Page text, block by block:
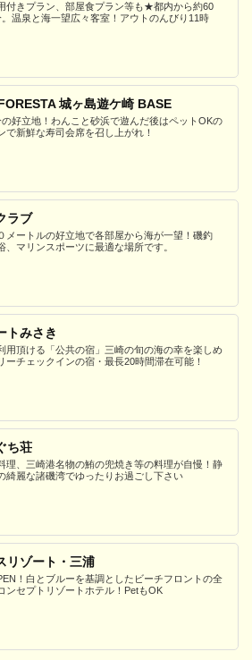
付きプラン、部屋食プラン等も★都内から約60
温泉と海一望広々客室！アウトのんびり11時
城ヶ島遊ケ崎 BASE
好立地！わんこと砂浜で遊んだ後はペットOKの
で新鮮な寿司会席を召し上がれ！
ラブ
メートルの好立地で各部屋から海が一望！磯釣
、マリンスポーツに最適な場所です。
トみさき
用頂ける「公共の宿」三崎の旬の海の幸を楽しめ
ーチェックインの宿・最長20時間滞在可能！
ち荘
理、三崎港名物の鮪の兜焼き等の料理が自慢！静
綺麗な諸磯湾でゆったりお過ごし下さい
リゾート・三浦
！白とブルーを基調としたビーチフロントの全
ンセプトリゾートホテル！PetもOK